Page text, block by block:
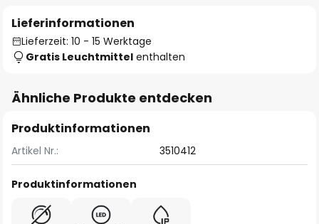
Lieferinformationen
Lieferzeit: 10 - 15 Werktage
Gratis Leuchtmittel enthalten
Ähnliche Produkte entdecken
Produktinformationen
Artikel Nr.: 3510412
Produktinformationen